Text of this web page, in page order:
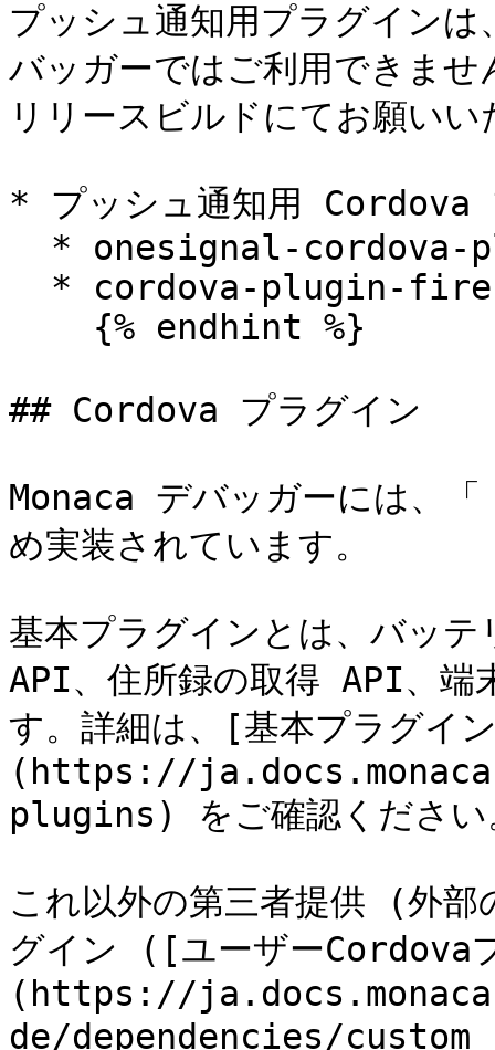
プッシュ通知用プラグイン
バッガーではご利用できま
リリースビルドにてお願いい
* プッシュ通知用 Cordova
## Cordova プラグイン
Monaca デバッガーには、
め実装されています。
基本プラグインとは、バッ
API、住所録の取得 API、
す。詳細は、[基本プラグイ
(https://
plugins) をご確認ください
これ以外の第三者提供 (外
グイン ([ユーザーCordova
(https://
de/dependencies/